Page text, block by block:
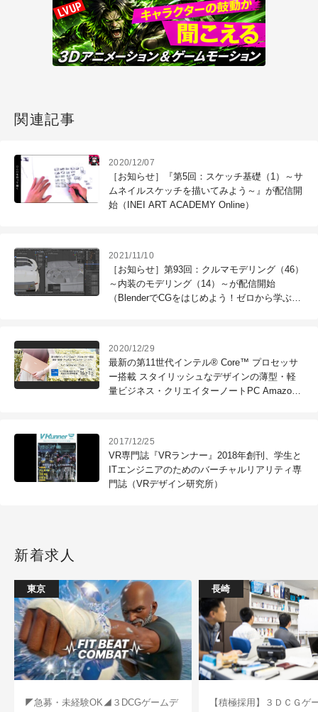
関連記事
2020/12/07
［お知らせ］『第5回：スケッチ基礎（1）～サ
ムネイルスケッチを描いてみよう～』が配信開
始（INEI ART ACADEMY Online）
2021/11/10
［お知らせ］第93回：クルマモデリング（46）
～内装のモデリング（14）～が配信開始
（BlenderでCGをはじめよう！ゼロから学ぶ
2020/12/29
最新の第11世代インテル® Core™ プロセッサ
ー搭載 スタイリッシュなデザインの薄型・軽
量ビジネス・クリエイターノートPC Amazon
2017/12/25
VR専門誌『VRランナー』2018年創刊、学生と
ITエンジニアのためのバーチャルリアリティ専
門誌（VRデザイン研究所）
新着求人
東京
◤急募・未経験OK◢３DCGゲームデ
長崎
【積極採用】３ＤＣＧゲ